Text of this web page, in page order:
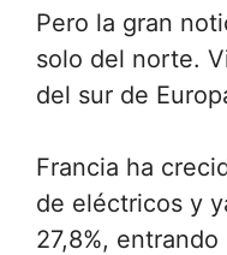
Pero la gran
solo del norte.
del sur de
Francia ha
de eléctricos y
27,8%,